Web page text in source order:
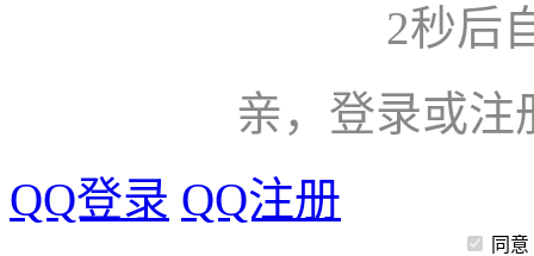
2秒后
亲，登录或注
QQ登录 QQ注册
同意